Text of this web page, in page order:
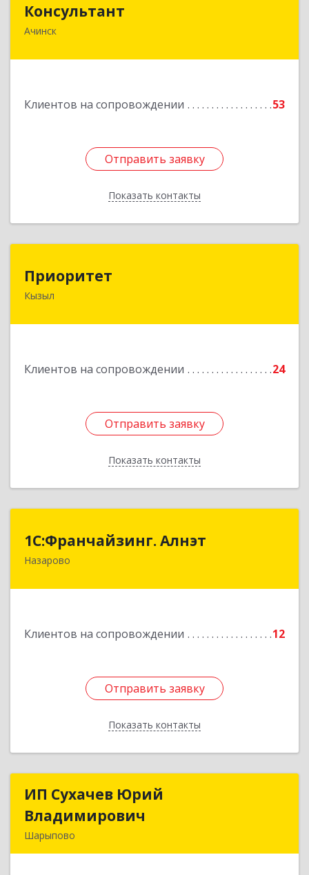
Консультант
Ачинск
Клиентов на сопровождении 53
Отправить заявку
Показать контакты
662159, Красноярский край, Ачинск г, Юго-
Отправить заявку
Назад
Приоритет
Кызыл
Клиентов на сопровождении 24
Отправить заявку
Показать контакты
667000, Тыва Респ, Кызыл г, Комсомольская ул,
Отправить заявку
Назад
1С:Франчайзинг. Алнэт
Назарово
Клиентов на сопровождении 12
Отправить заявку
Показать контакты
1С:Франчайзинг. Алнэт
662200, Красноярский край, Назарово г,
Отправить заявку
Назад
ИП Сухачев Юрий
Владимирович
Шарыпово
ИП Сухачев Юрий